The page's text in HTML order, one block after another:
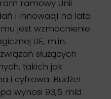
ramowy Unii
i innowacji na lata
jest wzmocnienie
UE, m.in.
służących
takich jak
i cyfrowa. Budżet
wynosi 93,5 mld